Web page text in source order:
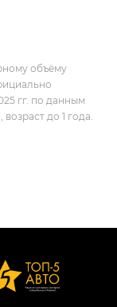
объёму
гг. по данным
до 1 года.